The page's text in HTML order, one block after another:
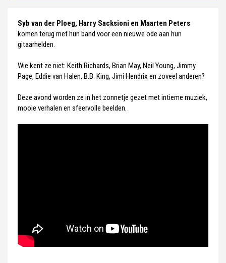
Syb van der Ploeg, Harry Sacksioni en Maarten Peters
komen terug met hun band voor een nieuwe ode aan hun
gitaarhelden.
Wie kent ze niet: Keith Richards, Brian May, Neil Young, Jimmy
Page, Eddie van Halen, B.B. King, Jimi Hendrix en zoveel anderen?
Deze avond worden ze in het zonnetje gezet met intieme muziek,
mooie verhalen en sfeervolle beelden.